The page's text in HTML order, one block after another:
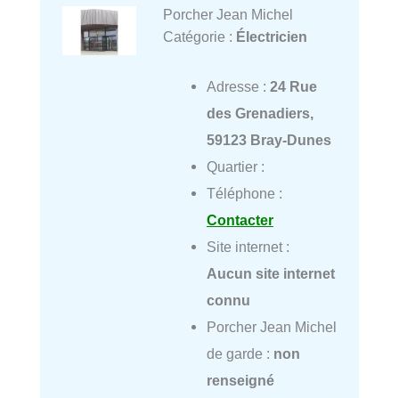
Porcher Jean Michel
Catégorie : Électricien
Adresse : 24 Rue
des Grenadiers,
59123 Bray-Dunes
Quartier :
Téléphone :
Contacter
Site internet :
Aucun site internet
connu
Porcher Jean Michel
de garde : non
renseigné